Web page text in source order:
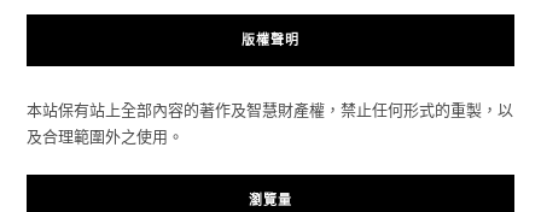
版權聲明
本站保有站上全部內容的著作及智慧財產權，禁止任何形式的重製，以
及合理範圍外之使用。
瀏覽量